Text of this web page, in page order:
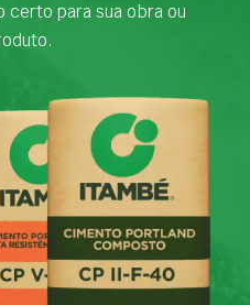
certo para sua obra ou